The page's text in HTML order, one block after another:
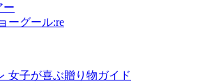
ー
ーグール:re
女子が喜ぶ贈り物ガイド